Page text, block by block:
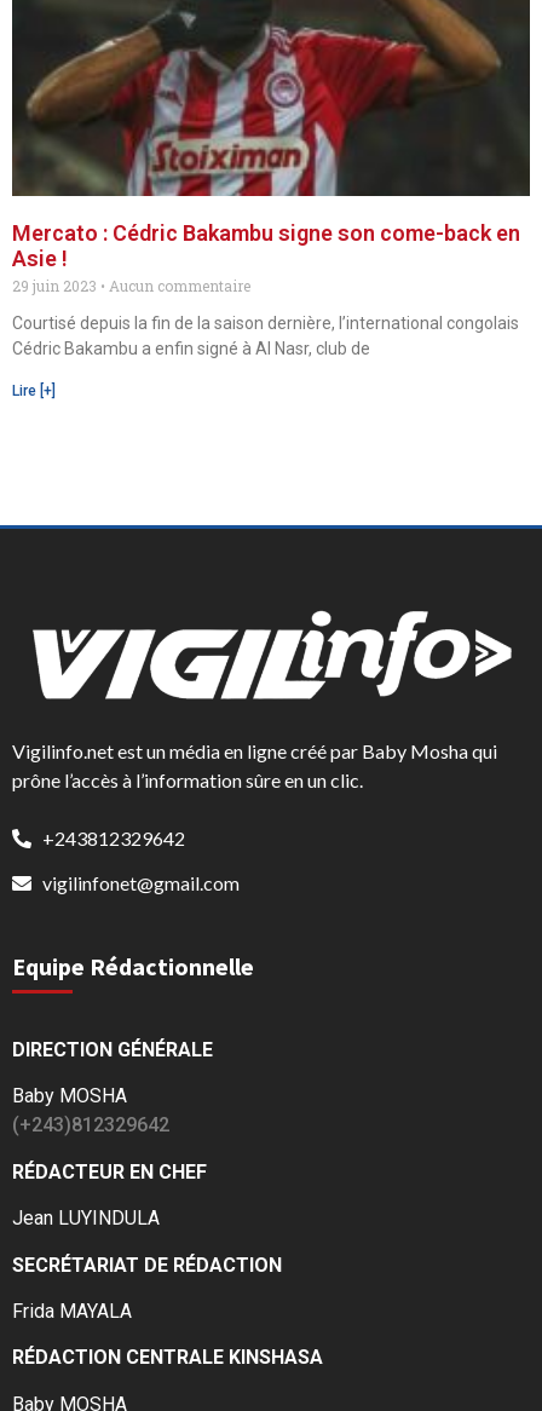
Mercato : Cédric Bakambu signe son come-back en
Asie !
29 juin 2023
Aucun commentaire
Courtisé depuis la fin de la saison dernière, l’international congolais
Cédric Bakambu a enfin signé à Al Nasr, club de
Lire [+]
Vigilinfo.net est un média en ligne créé par Baby Mosha qui
prône l’accès à l’information sûre en un clic.
+243812329642
vigilinfonet@gmail.com
Equipe Rédactionnelle
DIRECTION GÉNÉRALE
Baby MOSHA
(+243)812329642
RÉDACTEUR EN CHEF
Jean LUYINDULA
SECRÉTARIAT DE RÉDACTION
Frida MAYALA
RÉDACTION CENTRALE KINSHASA
Baby MOSHA